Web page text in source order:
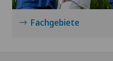
Fachgebiete